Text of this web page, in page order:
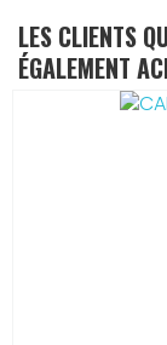
LES CLIENTS
ÉGALEMENT